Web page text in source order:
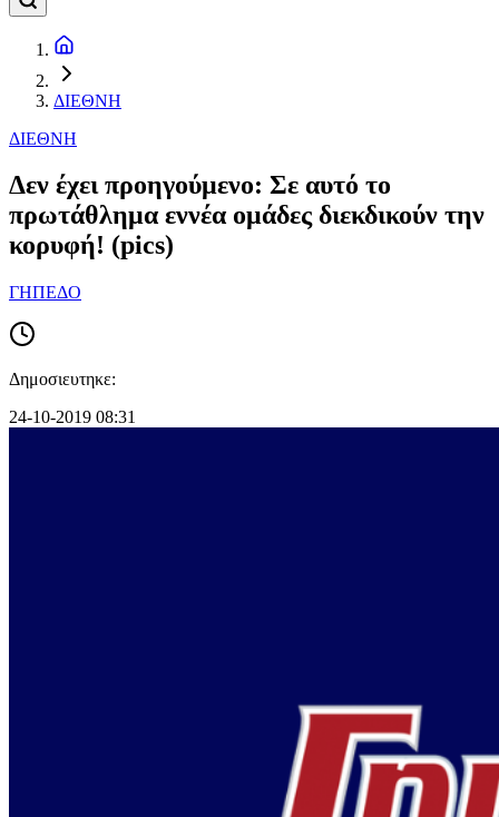
ΔΙΕΘΝΗ
ΔΙΕΘΝΗ
Δεν έχει προηγούμενο: Σε αυτό το
πρωτάθλημα εννέα ομάδες διεκδικούν την
κορυφή! (pics)
ΓΗΠΕΔΟ
Δημοσιευτηκε:
24-10-2019 08:31